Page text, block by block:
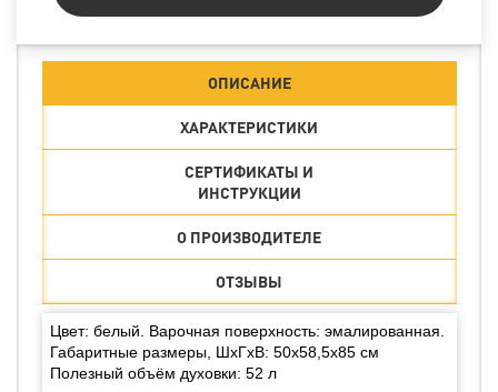
ОПИСАНИЕ
ХАРАКТЕРИСТИКИ
СЕРТИФИКАТЫ И
ИНСТРУКЦИИ
О ПРОИЗВОДИТЕЛЕ
ОТЗЫВЫ
Цвет: белый. Варочная поверхность: эмалированная.
Габаритные размеры, ШхГхВ: 50x58,5x85 см
Полезный объём духовки: 52 л